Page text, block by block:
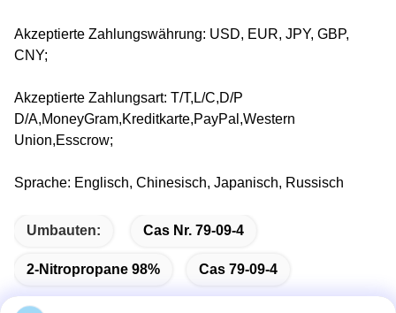
Akzeptierte Zahlungswährung: USD, EUR, JPY, GBP,
CNY;
Akzeptierte Zahlungsart: T/T,L/C,D/P
D/A,MoneyGram,Kreditkarte,PayPal,Western
Union,Esscrow;
Sprache: Englisch, Chinesisch, Japanisch, Russisch
Umbauten: Cas Nr. 79-09-4
2-Nitropropane 98% Cas 79-09-4